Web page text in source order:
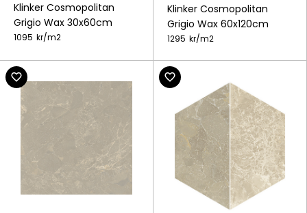
Klinker Cosmopolitan
Grigio Wax 30x60cm
1095 kr/m2
Klinker Cosmopolitan
Grigio Wax 60x120cm
1295 kr/m2